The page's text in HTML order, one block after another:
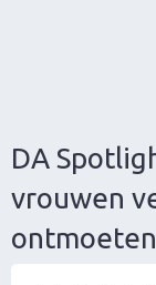
DA
vrouwen